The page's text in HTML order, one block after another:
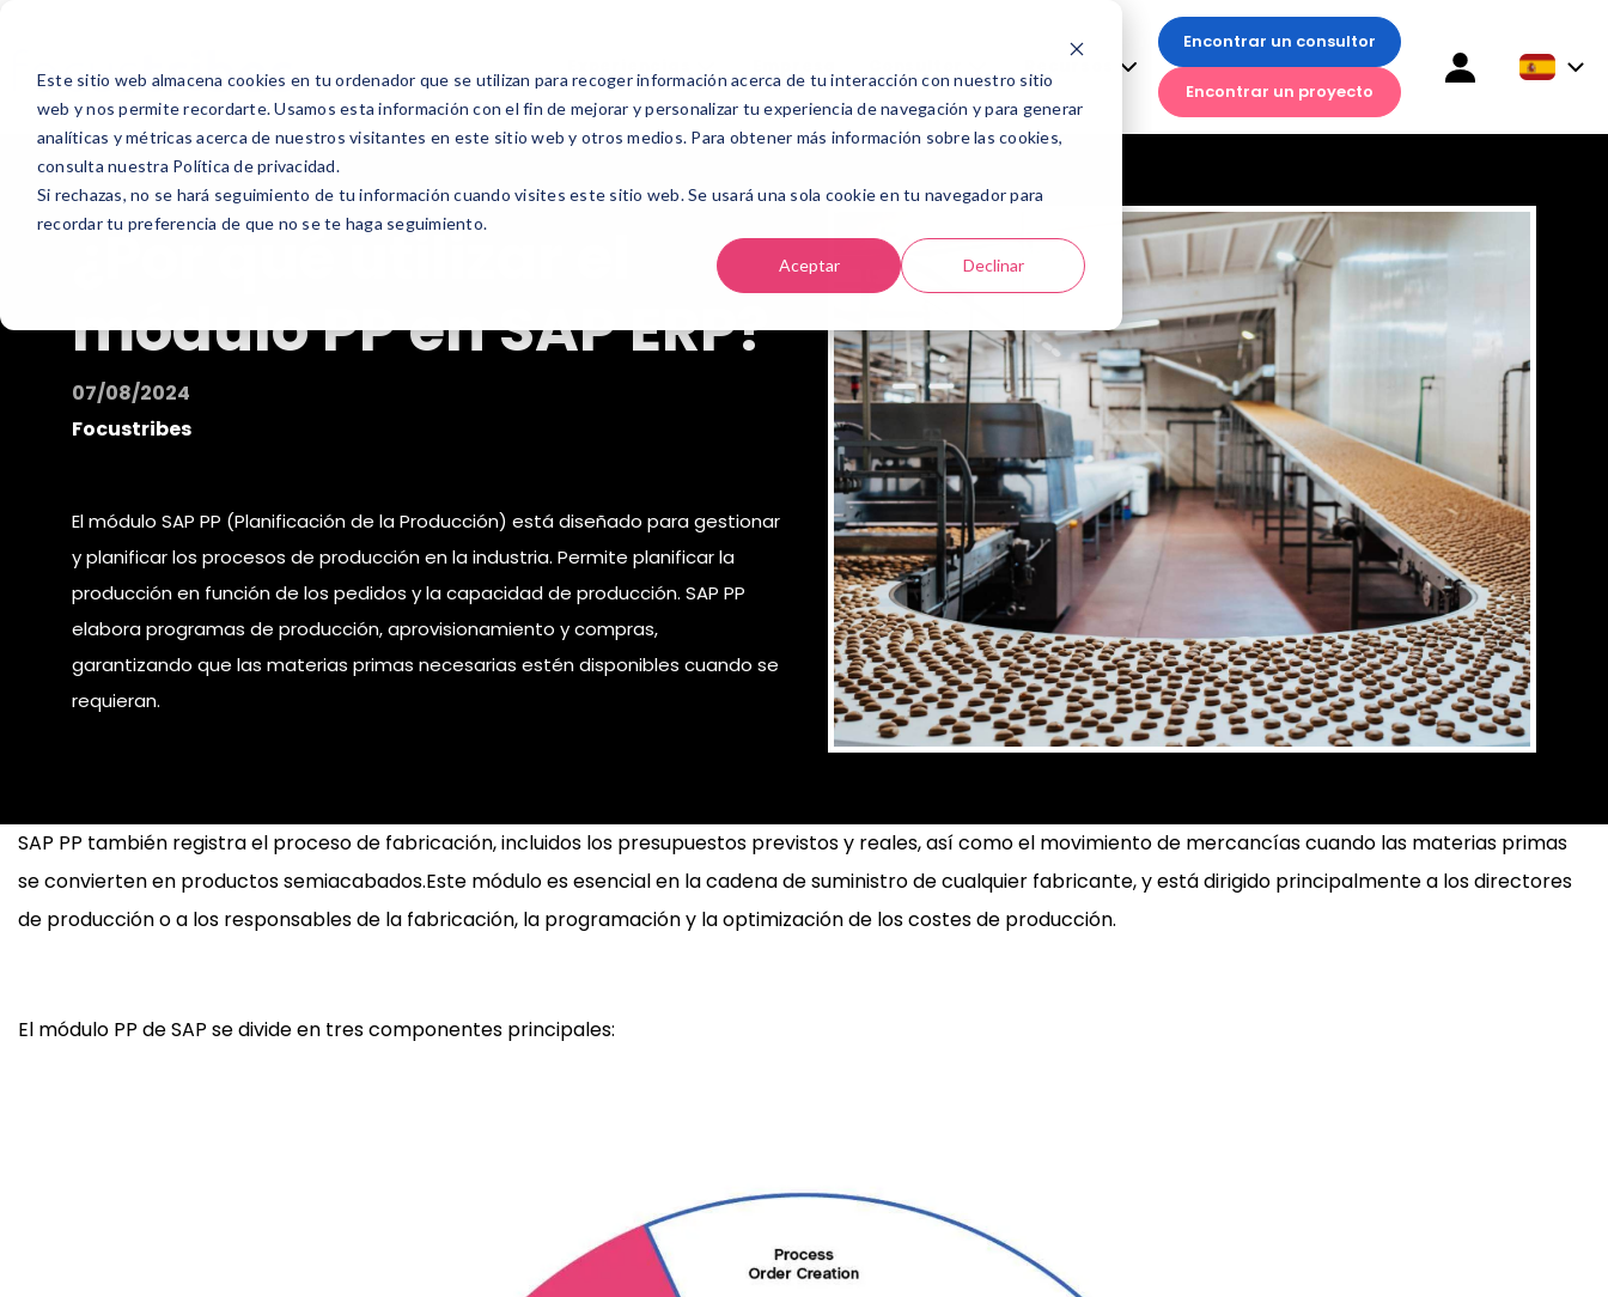
Este sitio web almacena cookies en tu ordenador que se utilizan para recoger información acerca de tu interacción con nuestro sitio
web y nos permite recordarte. Usamos esta información con el fin de mejorar y personalizar tu experiencia de navegación y para generar
analíticas y métricas acerca de nuestros visitantes en este sitio web y otros medios. Para obtener más información sobre las cookies,
consulta nuestra Política de privacidad.
Si rechazas, no se hará seguimiento de tu información cuando visites este sitio web. Se usará una sola cookie en tu navegador para
recordar tu preferencia de que no se te haga seguimiento.
Aceptar Declinar
Encontrar un consultor
Encontrar un proyecto
Recursos
Encontrar un consultor
Encontrar un proyecto
¿Por qué utilizar el
módulo PP en SAP ERP?
07/08/2024
Focustribes
El módulo SAP PP (Planificación de la Producción) está diseñado para gestionar
y planificar los procesos de producción en la industria. Permite planificar la
producción en función de los pedidos y la capacidad de producción. SAP PP
elabora programas de producción, aprovisionamiento y compras,
garantizando que las materias primas necesarias estén disponibles cuando se
requieran.
SAP PP también registra el proceso de fabricación, incluidos los presupuestos previstos y reales, así como el movimiento de mercancías cuando las materias primas
se convierten en productos semiacabados.Este módulo es esencial en la cadena de suministro de cualquier fabricante, y está dirigido principalmente a los directores
de producción o a los responsables de la fabricación, la programación y la optimización de los costes de producción.
El módulo PP de SAP se divide en tres componentes principales: